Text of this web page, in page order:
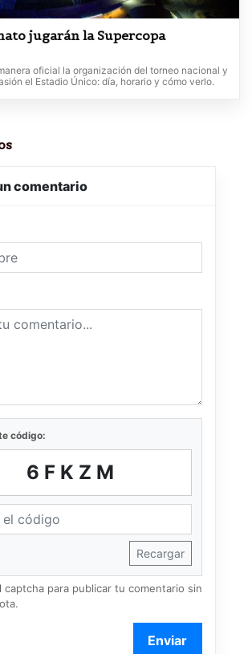
jugarán la Supercopa
oficial la organización del torneo nacional y
el Estadio Único: día, horario y cómo verlo.
comentario
código:
6FKZM
Recargar
captcha para publicar tu comentario sin
Enviar